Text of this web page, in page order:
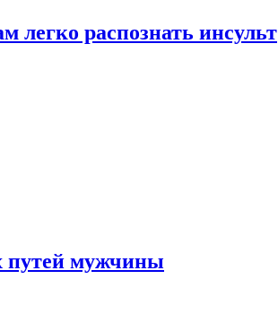
легко распознать инсульт
путей мужчины